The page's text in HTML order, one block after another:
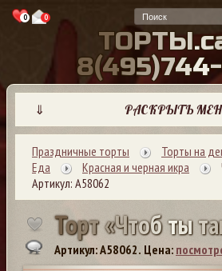
0 0
ТОРТЫ.с
8(495)744-
⇓ РАСКРЫТЬ
Праздничные торты
Торты на
Еда
Красная и черная икра
Артикул: А58062
Торт«Чтобтыта
Артикул: A58062. Цена: